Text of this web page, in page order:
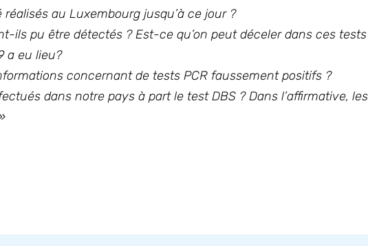
au Luxembourg jusqu’à ce jour ?
ils pu être détectés ? Est-ce qu’on peut déceler dans ces
a eu lieu?
concernant de tests PCR faussement positifs ?
dans notre pays à part le test DBS ? Dans l’affirmative,